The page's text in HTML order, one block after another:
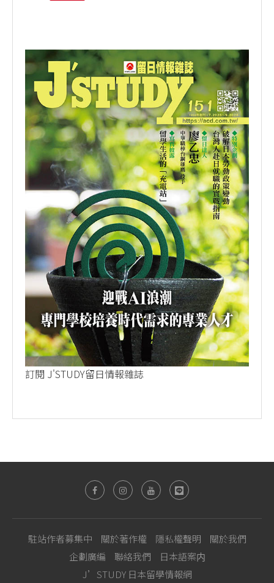
訂閱 J'STUDY留日情報雜誌
駐站作者募集中 關於著作權 隱私權聲明
關於我們
企劃廣編
聯絡我們
日本語案内
J’STUDY 日本留學情報網